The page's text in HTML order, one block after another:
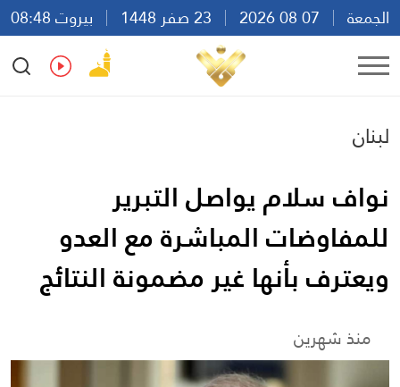
الجمعة
بيروت 08:48
Ar
En Fr Es
لبنان
نواف سلام يواصل التبرير
للمفاوضات المباشرة مع العدو
ويعترف بأنها غير مضمونة النتائج
منذ شهرين